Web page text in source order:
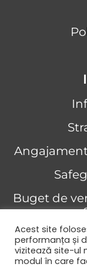
Buget de
Acest site
performanța și
vizitează site-ul
modul în care